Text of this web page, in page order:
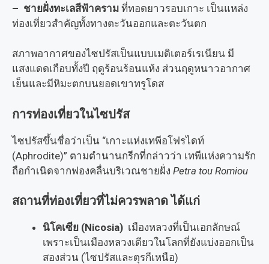
– ชายฝั่งทะเลสีฟ้าคราม ที่ทอดยาวรอบเกาะ เป็นแหล่ง
ท่องเที่ยวสำคัญทั้งทางตะวันออกและตะวันตก
สภาพอากาศของไซปรัสเป็นแบบเมดิเตอร์เรเนียน มี
แสงแดดเกือบทั้งปี ฤดูร้อนร้อนแห้ง ส่วนฤดูหนาวอากาศ
เย็นและมีหิมะตกบนยอดเขาทรูโดส
การท่องเที่ยวในไซปรัส
ไซปรัสขึ้นชื่อว่าเป็น “เกาะแห่งเทพีอโฟรไดท์
(Aphrodite)” ตามตำนานกรีกที่กล่าวว่า เทพีแห่งความรัก
ถือกำเนิดจากฟองคลื่นบริเวณชายฝั่ง Petra tou Romiou
สถานที่ท่องเที่ยวที่ไม่ควรพลาด ได้แก่
นิโคเซีย (Nicosia) เมืองหลวงที่เป็นเอกลักษณ์
เพราะเป็นเมืองหลวงเดียวในโลกที่ยังแบ่งออกเป็น
สองส่วน (ไซปรัสและตุรกีเหนือ)